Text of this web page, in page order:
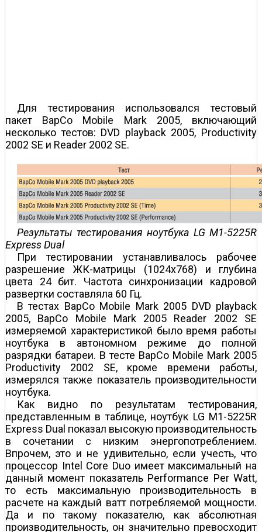
Для тестирования использовался тестовый
пакет BapCo Mobile Mark 2005, включающий
несколько тестов: DVD playback 2005, Productivity
2002 SE и Reader 2002 SE.
Результаты тестирования ноутбука LG M1-5225R
Express Dual
При тестировании устанавливалось рабочее
разрешение ЖК-матрицы (1024x768) и глубина
цвета 24 бит. Частота синхронизации кадровой
развертки составляла 60 Гц.
В тестах BapCo Mobile Mark 2005 DVD playback
2005, BapCo Mobile Mark 2005 Reader 2002 SE
измеряемой характеристикой было время работы
ноутбука в автономном режиме до полной
разрядки батареи. В тесте BapCo Mobile Mark 2005
Productivity 2002 SE, кроме времени работы,
измерялся также показатель производительности
ноутбука.
Как видно по результатам тестирования,
представленным в таблице, ноутбук LG M1-5225R
Express Dual показал высокую производительность
в сочетании с низким энергопотреблением.
Впрочем, это и не удивительно, если учесть, что
процессор Intel Core Duo имеет максимальный на
данный момент показатель Performance Per Watt,
то есть максимальную производительность в
расчете на каждый ватт потребляемой мощности.
Да и по такому показателю, как абсолютная
производительность, он значительно превосходит